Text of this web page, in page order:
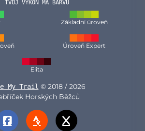
TVŮJ VÝKON MÁ BARVU
Základní úroveň
Úroveň Expert
Elita
My Trail © 2018 / 2026
Horských Běžců